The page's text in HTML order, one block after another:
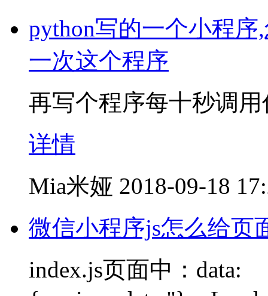
python写的一个小程
一次这个程序
再写个程序每十秒调
详情
Mia米娅 2018-09-18
微信小程序js怎么给页
index.js页面中：data: